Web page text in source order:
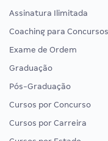
Assinatura Ilimitada
Coaching para Concursos
Exame de Ordem
Graduação
Pós-Graduação
Cursos por Concurso
Cursos por Carreira